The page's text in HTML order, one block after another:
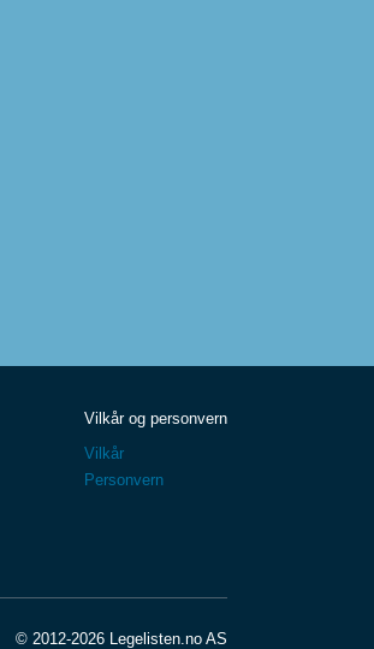
Vilkår og personvern
Vilkår
Personvern
© 2012-2026 Legelisten.no AS